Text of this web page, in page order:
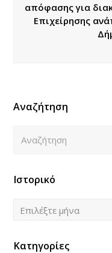
απόφασης για
Επιχείρησης
Αναζήτηση
Ιστορικό
Ιστορικό
Επιλέξτε μήνα
Κατηγορίες